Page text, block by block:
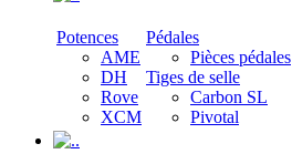
Potences
AME
DH
Rove
XCM
Pédales
Pièces pédales
Tiges de selle
Carbon SL
Pivotal
.